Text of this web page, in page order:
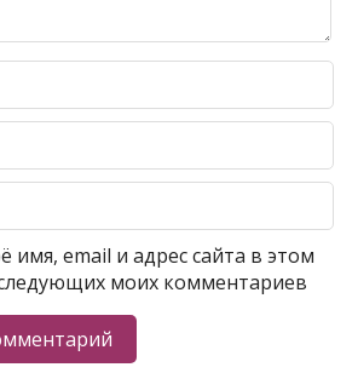
имя, email и адрес сайта в этом
моих комментариев